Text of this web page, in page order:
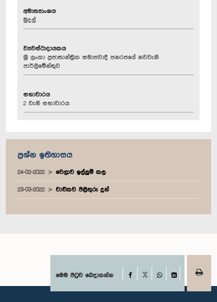
අමාත්‍යාංශය
මුදල්
ව්‍යවස්ථාදායකය
ශ්‍රී ලංකා ප්‍රජාතාන්ත්‍රික සමාජවාදී ජනරජයේ නවවැනි
පාර්ලිමේන්තුව
සභාවාරය
2 වැනි සභාවාරය
ප්‍රශ්න ඉතිහාසය
24-02-2022 වෙලාව ඉල්ලුම් කල
23-03-2022 වාචිකව පිළිතුරු දුන්
මෙම පිටුව බෙදාගන්න Facebook
WhatsAppLinkedIn